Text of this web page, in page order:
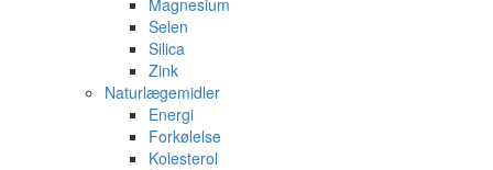
Magnesium
Selen
Silica
Zink
Naturlægemidler
Energi
Forkølelse
Kolesterol